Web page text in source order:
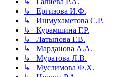
↳ Галиева Р.А.
↳ Ергизова И.Ф.
↳ Ишмухаметова С.Р.
↳ Курамшина Г.Р.
↳ Латыпова Г.В.
↳ Марданова А.А.
↳ Муратова Л.В.
↳ Муслимова Ф.Х.